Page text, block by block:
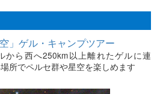
」ゲル・キャンプツアー
から西へ250km以上離れたゲルに連
所でペルセ群や星空を楽しめます